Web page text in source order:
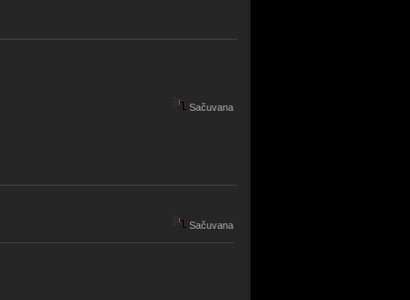
Sačuvana
Sačuvana